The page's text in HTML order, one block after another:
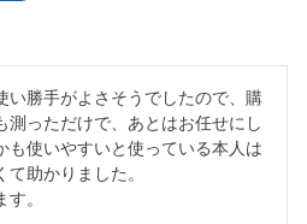
い勝手がよさそうでしたので、購
測っただけで、あとはお任せにし
も使いやすいと使っている本人は
助かりました。
。